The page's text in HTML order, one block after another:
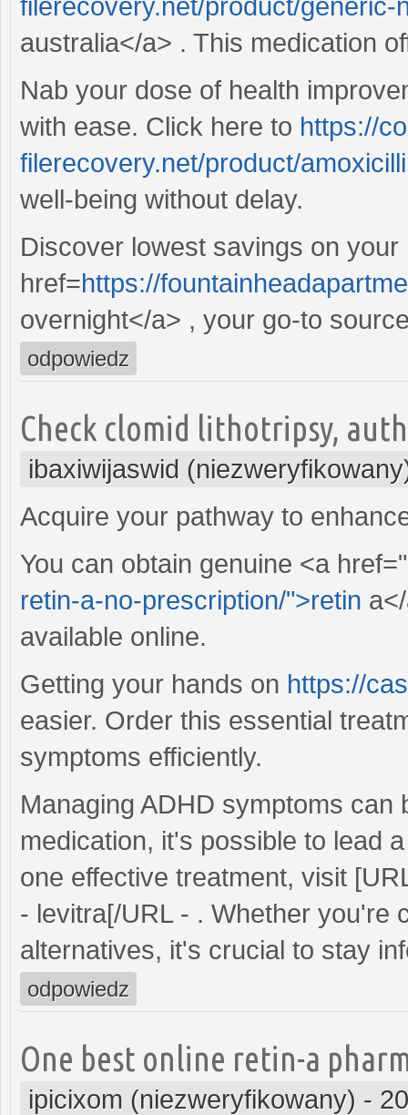
filerecovery.net/product/generic-
australia</a> . This medication
Nab your dose of health
with ease. Click here to https://
filerecovery.net/product/
well-being without delay.
Discover lowest savings on
href=https://
overnight</a> , your go-to
odpowiedz
Check clomid lithotripsy,
ibaxiwijaswid
Acquire your pathway to
You can obtain genuine <a href="
retin-a-no-prescription/">retin
available online.
Getting your hands on https://
easier. Order this essential
symptoms efficiently.
Managing ADHD symptoms can
medication, it's possible to lead
one effective treatment, visit
- levitra[/URL - . Whether you're
alternatives, it's crucial to stay
odpowiedz
One best online retin-a
ipicixom (niezweryfikowany) -